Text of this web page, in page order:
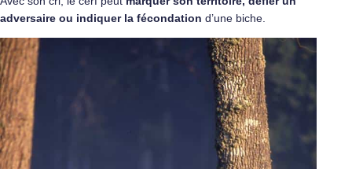
adversaire ou indiquer la fécondation d’une biche.